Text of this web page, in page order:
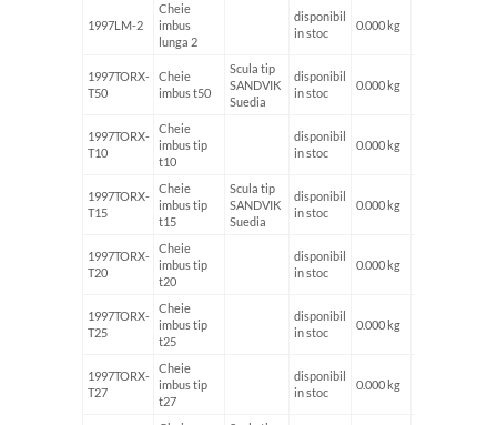
1997LM-2
Cheie
imbus
lunga 2
disponibil
in stoc
0.000 kg
1997TORX-
T50
Cheie
imbus t50
Scula tip
SANDVIK
Suedia
disponibil
in stoc
0.000 kg
1997TORX-
T10
Cheie
imbus tip
t10
disponibil
in stoc
0.000 kg
1997TORX-
T15
Cheie
imbus tip
t15
Scula tip
SANDVIK
Suedia
disponibil
in stoc
0.000 kg
1997TORX-
T20
Cheie
imbus tip
t20
disponibil
in stoc
0.000 kg
1997TORX-
T25
Cheie
imbus tip
t25
disponibil
in stoc
0.000 kg
1997TORX-
T27
Cheie
imbus tip
t27
disponibil
in stoc
0.000 kg